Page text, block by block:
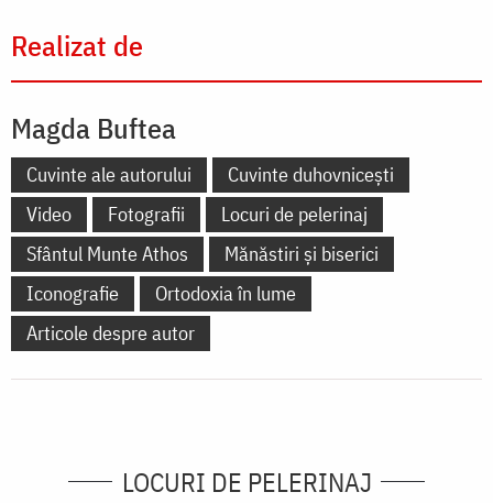
Realizat de
Magda Buftea
Cuvinte ale autorului
Cuvinte duhovnicești
Video
Fotografii
Locuri de pelerinaj
Sfântul Munte Athos
Mănăstiri și biserici
Iconografie
Ortodoxia în lume
Articole despre autor
LOCURI DE PELERINAJ